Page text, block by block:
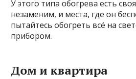
У этого типа обогрева есть
незаменим, и места, где он
пытайтесь обогреть всё на
прибором.
Дом и квартира